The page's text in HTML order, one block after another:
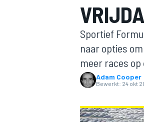
MOTOGP
Sportief
naar opties
meer races op
Adam Cooper
Bewerkt: 24 okt